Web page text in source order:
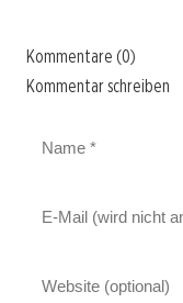
Kommentare (0)
Kommentar schreiben